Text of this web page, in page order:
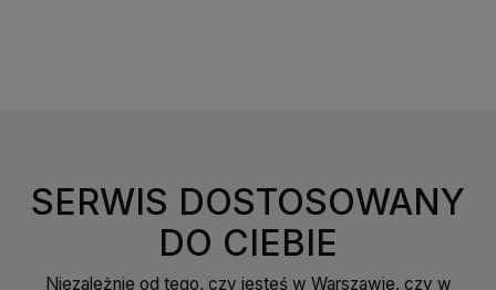
SERWIS DOSTOSOWANY
DO CIEBIE
Niezależnie od tego, czy jesteś w Warszawie, czy w